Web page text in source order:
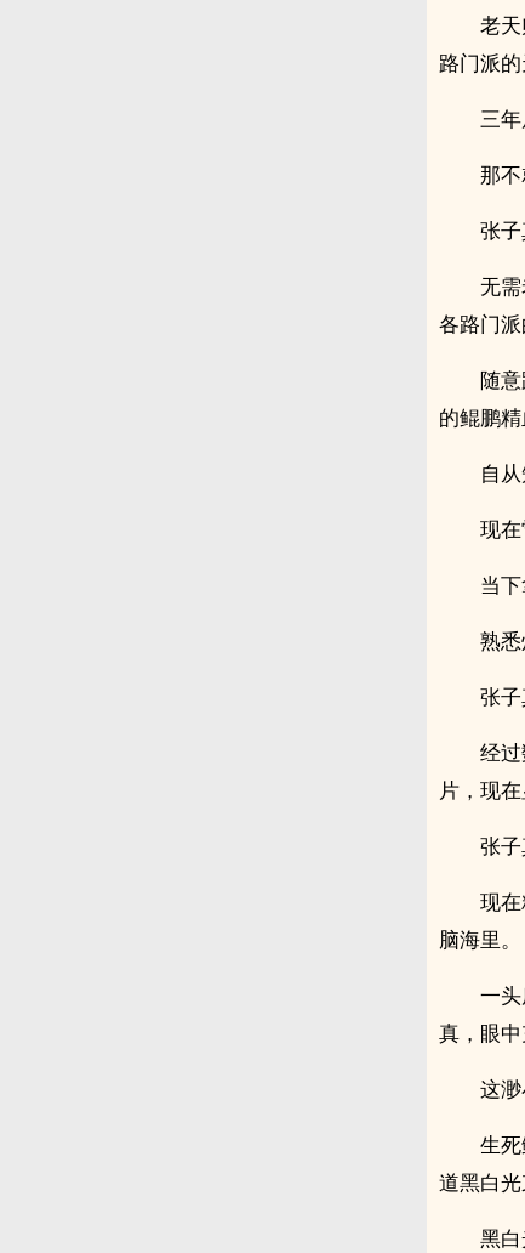
老
路门派
三
那
张
无
各路门派
随
的鲲鹏精
自
现
当
熟
张
经
片，现
张
现
脑海里。
一
真，眼中
这
生
道黑白光
黑